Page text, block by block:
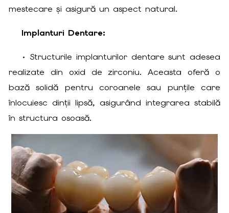
mestecare și asigură un aspect natural.
Implanturi Dentare:
• Structurile implanturilor dentare sunt adesea
realizate din oxid de zirconiu. Aceasta oferă o
bază solidă pentru coroanele sau punțile care
înlocuiesc dinții lipsă, asigurând integrarea stabilă
în structura osoasă.